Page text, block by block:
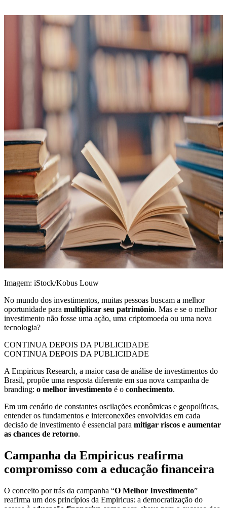
Imagem: iStock/Kobus Louw
No mundo dos investimentos, muitas pessoas buscam a melhor
oportunidade para multiplicar seu patrimônio. Mas e se o melhor
investimento não fosse uma ação, uma criptomoeda ou uma nova
tecnologia?
CONTINUA DEPOIS DA PUBLICIDADE
CONTINUA DEPOIS DA PUBLICIDADE
A Empiricus Research, a maior casa de análise de investimentos do
Brasil, propõe uma resposta diferente em sua nova campanha de
branding: o melhor investimento é o conhecimento.
Em um cenário de constantes oscilações econômicas e geopolíticas,
entender os fundamentos e interconexões envolvidas em cada
decisão de investimento é essencial para mitigar riscos e aumentar
as chances de retorno.
Campanha da Empiricus reafirma
compromisso com a educação financeira
O conceito por trás da campanha “O Melhor Investimento”
reafirma um dos princípios da Empiricus: a democratização do